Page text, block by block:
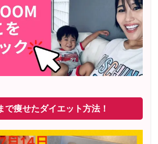
痩せたダイエット方法！